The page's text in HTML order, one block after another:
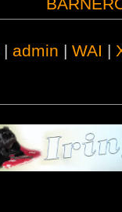
| admin | WAI |